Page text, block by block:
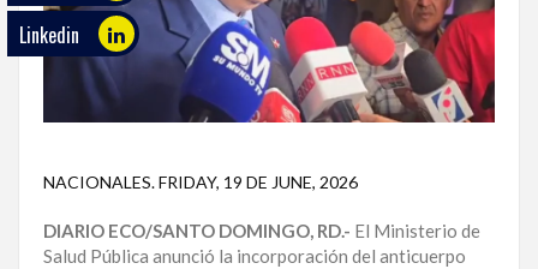
PLAY
TRABAJOS
INVESTIGACIÓN
PROVINCIAS
DISTRITO
NACIONAL
Linkedin
NACIONALES.FRIDAY, 19 DE JUNE, 2026
DIARIO ECO/SANTO DOMINGO, RD.- El Ministerio de
Salud Pública anunció la incorporación del anticuerpo